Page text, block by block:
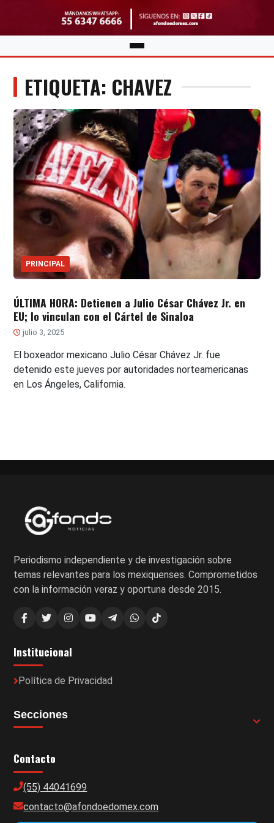
ETIQUETA: CHAVEZ
PRINCIPAL
ÚLTIMA HORA: Detienen a Julio César Chávez Jr. en
EU; lo vinculan con el Cártel de Sinaloa
julio 3, 2025
El boxeador mexicano Julio César Chávez Jr. fue
detenido este jueves por autoridades norteamericanas
en Los Ángeles, California.
Periodismo independiente y de investigación sobre
temas relevantes para los mexiquenses. Comprometidos
con la información veraz y oportuna desde 2015.
Institucional
Política de Privacidad
Secciones
Contacto
(55) 44041699
contacto@afondoedomex.com